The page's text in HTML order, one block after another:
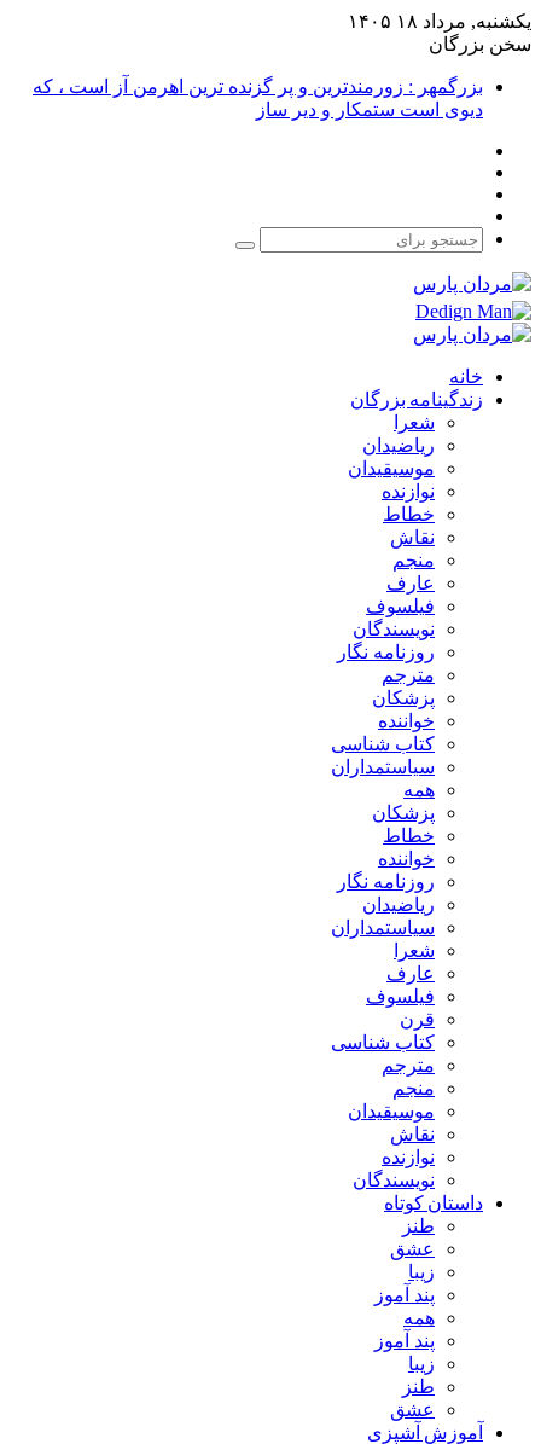
یکشنبه, مرداد ۱۸ ۱۴۰۵
سخن بزرگان
بزرگمهر : زورمندترین و پر گزنده ترین اهرمن آز است ، که
دیوی است ستمکار و دیر ساز
جستجو
خانه
زندگینامه بزرگان
شعرا
ریاضیدان
موسیقیدان
نوازنده
خطاط
نقاش
منجم
عارف
فیلسوف
نویسندگان
روزنامه نگار
مترجم
پزشکان
خواننده
کتاب شناسی
سیاستمداران
همه
پزشکان
خطاط
خواننده
روزنامه نگار
ریاضیدان
سیاستمداران
شعرا
عارف
فیلسوف
قرن
کتاب شناسی
مترجم
منجم
موسیقیدان
نقاش
نوازنده
نویسندگان
داستان کوتاه
طنز
عشق
زیبا
پند آموز
همه
پند آموز
زیبا
طنز
عشق
آموزش آشپزی